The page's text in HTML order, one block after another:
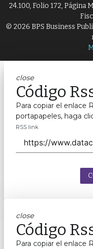
24.100, Folio 172,
© 2026 BPS Business
close
Código
Para copiar el enlace
portapapeles, haga
RSS link
close
Código
Para copiar el enlace